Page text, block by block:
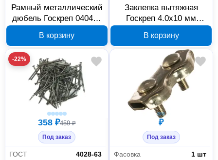
Рамный металлический
дюбель Госкреп 040445
В корзину
Заклепка вытяжная
Госкреп 4.0x10 мм
В корзину
-22%
358 ₽459 ₽
Под заказ
ГОСТ
4028-63
₽
Под заказ
Фасовка
1 шт